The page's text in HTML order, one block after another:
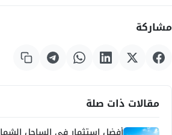
مشاركة
مقالات ذات صلة